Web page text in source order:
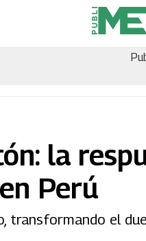
la
Perú
transformando el